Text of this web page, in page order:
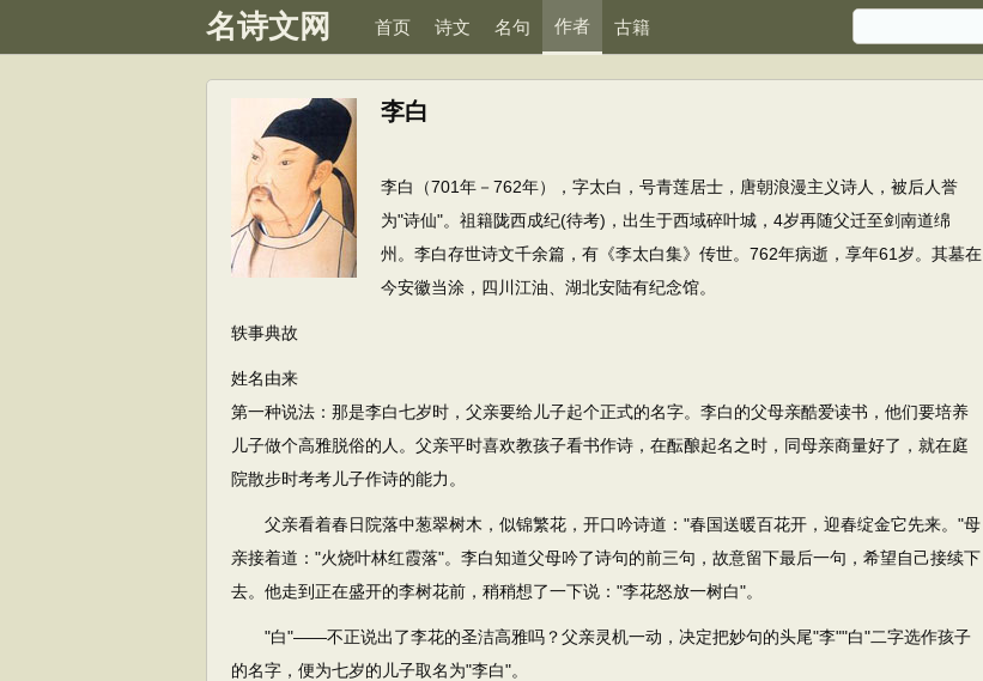
名诗文网 首页 诗文 名句 作者 古籍
李白
李白（701年－762年），字太白，号青莲居士，唐朝浪漫主义诗人，被后人誉
为"诗仙"。祖籍陇西成纪(待考)，出生于西域碎叶城，4岁再随父迁至剑南道绵
州。李白存世诗文千余篇，有《李太白集》传世。762年病逝，享年61岁。其墓在
今安徽当涂，四川江油、湖北安陆有纪念馆。
轶事典故
姓名由来
第一种说法：那是李白七岁时，父亲要给儿子起个正式的名字。李白的父母亲酷爱读书，他们要培养
儿子做个高雅脱俗的人。父亲平时喜欢教孩子看书作诗，在酝酿起名之时，同母亲商量好了，就在庭
院散步时考考儿子作诗的能力。
父亲看着春日院落中葱翠树木，似锦繁花，开口吟诗道："春国送暖百花开，迎春绽金它先来。"母
亲接着道："火烧叶林红霞落"。李白知道父母吟了诗句的前三句，故意留下最后一句，希望自己接续下
去。他走到正在盛开的李树花前，稍稍想了一下说："李花怒放一树白"。
"白"——不正说出了李花的圣洁高雅吗？父亲灵机一动，决定把妙句的头尾"李""白"二字选作孩子
的名字，便为七岁的儿子取名为"李白"。